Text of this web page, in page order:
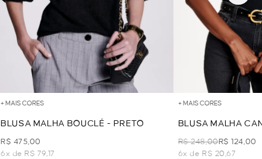
+ MAIS CORES
BLUSA MALHA BOUCLÉ - PRETO
R$ 475,00
6x de R$ 79,17
+ MAIS CORES
BLUSA MALHA
R$ 248,00R$ 124,00
6x de R$ 20,67